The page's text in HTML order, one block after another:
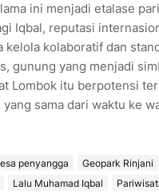
ini menjadi etalase
Iqbal, reputasi
kelola kolaboratif dan
gunung yang menjadi
Lombok itu berpotensi
sama dari waktu ke
penyangga Geopark Rinjani
Lalu Muhamad Iqbal